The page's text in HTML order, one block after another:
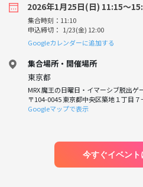
2026年1月25日(日) 11:15〜
集合時刻：11:10
申込締切： 1/23(金) 12:00
Googleカレンダーに追加する
集合場所・開催場所
東京都
MRX 魔王の日曜日・イマーシブ脱出ゲ
〒104-0045 東京都中央区築地１丁目
Googleマップで表示
今すぐイベント